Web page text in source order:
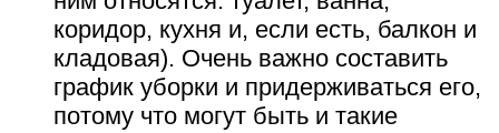
коридор, кухня и, если есть, балкон и
кладовая). Очень важно составить
график уборки и придерживаться его,
потому что могут быть и такие